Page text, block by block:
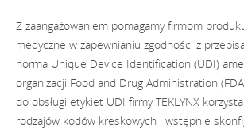
Z zaangażowaniem pomagamy firmom
medyczne w zapewnianiu zgodności z
norma Unique Device Identification (UDI)
organizacji Food and Drug Administration
do obsługi etykiet UDI firmy TEKLYNX
rodzajów kodów kreskowych i wstępnie